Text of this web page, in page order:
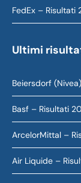
FedEx – Risultati
Ultimi
Beiersdorf
Basf – Risultati
ArcelorMittal –
Air Liquide –